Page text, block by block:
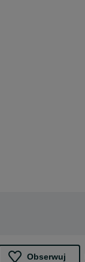
Obserwuj